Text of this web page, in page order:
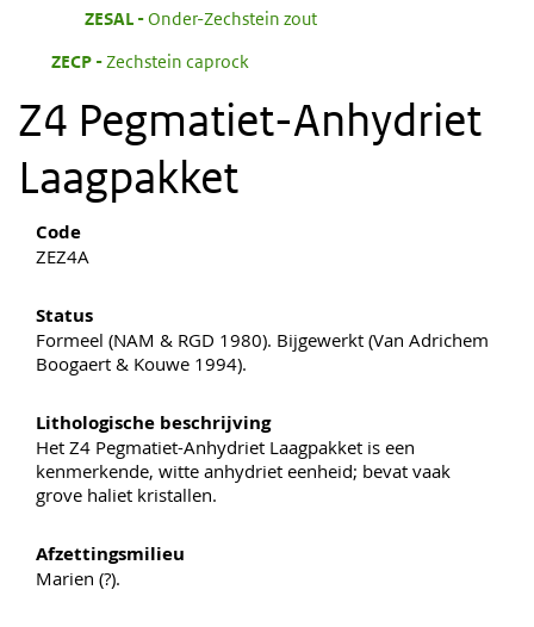
ZESAL
Onder-Zechstein zout
ZECP: Zechstein caprock
Z4 Pegmatiet-Anhydriet
Laagpakket
Code
ZEZ4A
Status
Formeel (NAM & RGD 1980). Bijgewerkt (Van Adrichem
Boogaert & Kouwe 1994).
Lithologische beschrijving
Het Z4 Pegmatiet-Anhydriet Laagpakket is een
kenmerkende, witte anhydriet eenheid; bevat vaak
grove haliet kristallen.
Afzettingsmilieu
Marien (?).